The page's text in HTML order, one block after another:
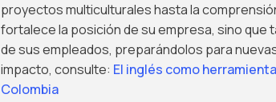
proyectos multiculturales hasta la
fortalece la posición de su empresa, sino
de sus empleados, preparándolos para
impacto, consulte: El inglés como
Colombia